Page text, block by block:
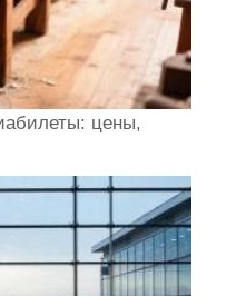
цены,